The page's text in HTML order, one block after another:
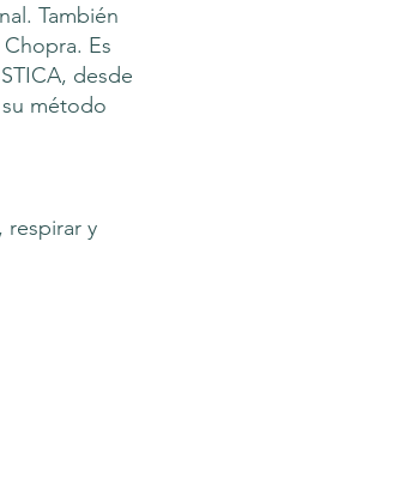
También
Es
desde
su método
respirar y